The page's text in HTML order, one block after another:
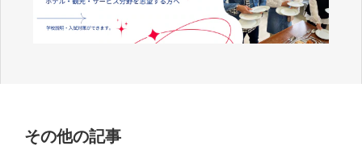
その他の記事